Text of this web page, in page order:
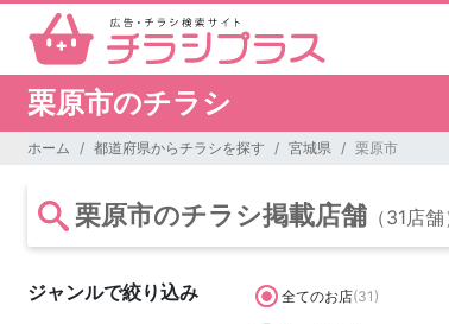
栗原市のチラシ
ホーム 都道府県からチラシを探す 宮城県 栗原市
栗原市のチラシ掲載店舗 （31店舗
ジャンルで絞り込み 全てのお店(31)